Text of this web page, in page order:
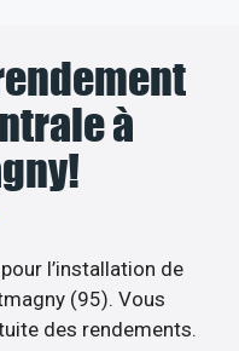
à
l’installation de
(95). Vous
des rendements.